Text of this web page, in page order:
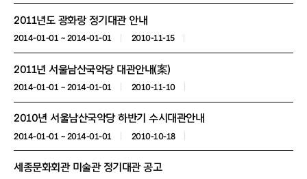
2011년도 광화랑 정기대관 안내
2014-01-01 ~ 2014-01-01 2010-11-15
2011년 서울남산국악당 대관안내(案)
2014-01-01 ~ 2014-01-01 2010-11-10
2010년 서울남산국악당 하반기 수시대관안내
2014-01-01 ~ 2014-01-01 2010-10-18
세종문화회관 미술관 정기대관 공고